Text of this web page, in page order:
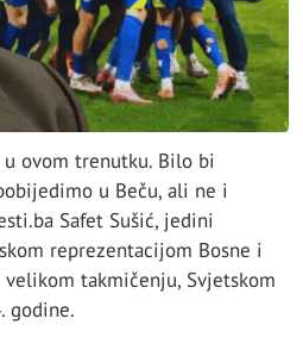
ovom trenutku. Bilo bi
u Beču, ali ne i
Safet Sušić, jedini
reprezentacijom Bosne i
takmičenju, Svjetskom
godine.